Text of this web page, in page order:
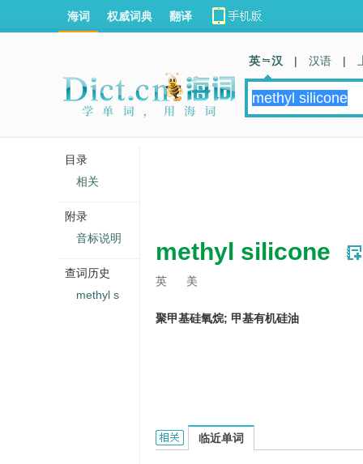
methyl silicone
英 美
聚甲基硅氧烷; 甲基有机硅油
methyl silicone的相关资料：
临近单词
海词 权威词典 翻译
英 汉 | 汉语 |
目录
相关
附录
音标说明
查词历史
methyl s